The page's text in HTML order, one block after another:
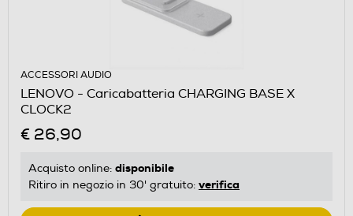
ACCESSORI AUDIO
LENOVO - Caricabatteria CHARGING BASE X
CLOCK2
€ 26,90
Acquisto online: disponibile
Ritiro in negozio in 30' gratuito: verifica